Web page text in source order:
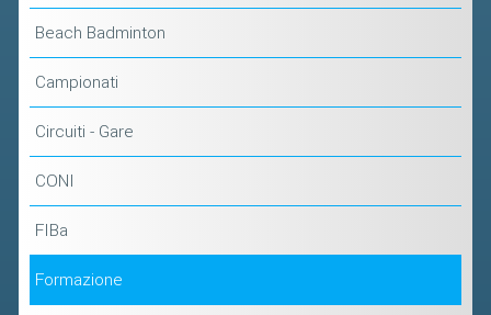
Beach Badminton
Campionati
Circuiti - Gare
CONI
FIBa
Formazione